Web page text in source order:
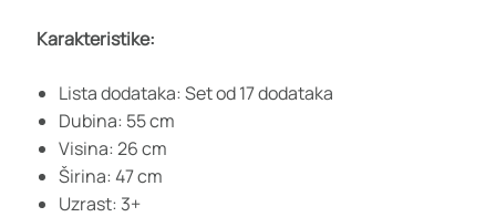
Karakteristike:
Lista dodataka: Set od 17 dodataka
Dubina: 55 cm
Visina: 26 cm
Širina: 47 cm
Uzrast: 3+